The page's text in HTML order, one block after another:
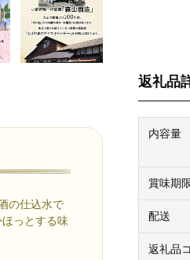
の仕込水で
っとする味
返礼品
内容量
賞味期
配送
返礼品